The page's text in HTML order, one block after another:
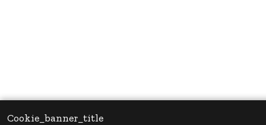
Cookie_banner_title